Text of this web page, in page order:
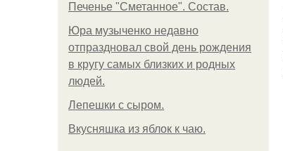
Печенье "Сметанное". Состав.
Юра музыченко недавно
отпраздновал свой день рождения
в кругу самых близких и родных
людей.
Лепешки с сыром.
Вкусняшка из яблок к чаю.